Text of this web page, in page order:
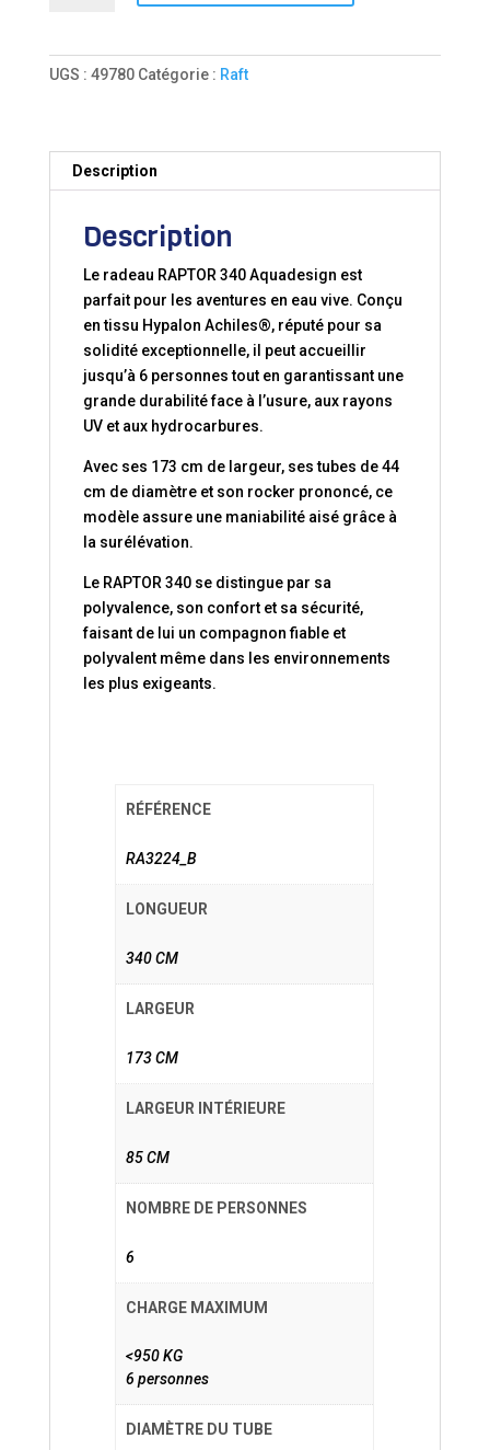
UGS : 49780 Catégorie : Raft
Description
Description
Le radeau RAPTOR 340 Aquadesign est
parfait pour les aventures en eau vive. Conçu
en tissu Hypalon Achiles®, réputé pour sa
solidité exceptionnelle, il peut accueillir
jusqu’à 6 personnes tout en garantissant une
grande durabilité face à l’usure, aux rayons
UV et aux hydrocarbures.
Avec ses 173 cm de largeur, ses tubes de 44
cm de diamètre et son rocker prononcé, ce
modèle assure une maniabilité aisé grâce à
la surélévation.
Le RAPTOR 340 se distingue par sa
polyvalence, son confort et sa sécurité,
faisant de lui un compagnon fiable et
polyvalent même dans les environnements
les plus exigeants.
RÉFÉRENCE
RA3224_B
LONGUEUR
340 CM
LARGEUR
173 CM
LARGEUR INTÉRIEURE
85 CM
NOMBRE DE PERSONNES
6
CHARGE MAXIMUM
<950 KG
6 personnes
DIAMÈTRE DU TUBE